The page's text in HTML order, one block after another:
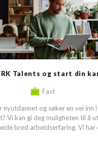
Fast
nyutdannet og søker en vei inn
Vi kan gi deg muligheten til å
bred arbeidserfaring. Vi har